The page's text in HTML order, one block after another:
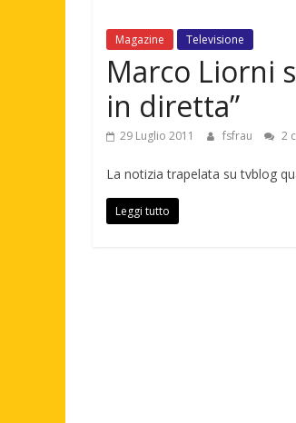
Magazine Televisione
Marco Liorni
in diretta”
29 Luglio 2011 fsfrau 2
La notizia trapelata su tvblog
Leggi tutto